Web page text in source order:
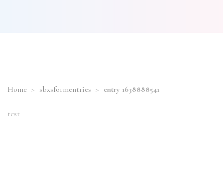
Home > sbxsformentries > entry 1638888541
test